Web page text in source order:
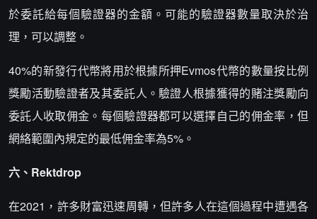
於委託給每個驗證器的金額。可能的驗證器數量取決於治
理，可以調整。
40%的新發行代幣將用於根據所押Evmos代幣的數量按比例
獎勵活動驗證者及其委託人。驗證人根據獲得的賭注獎勵向
委託人收取佣金。每個驗證器都可以選擇自己的佣金率，但
網絡範圍內規定的最低佣金率為5%。
六、Rektdrop
在2021，許多財富迅速周轉，但許多人在這個過程中遭遇各